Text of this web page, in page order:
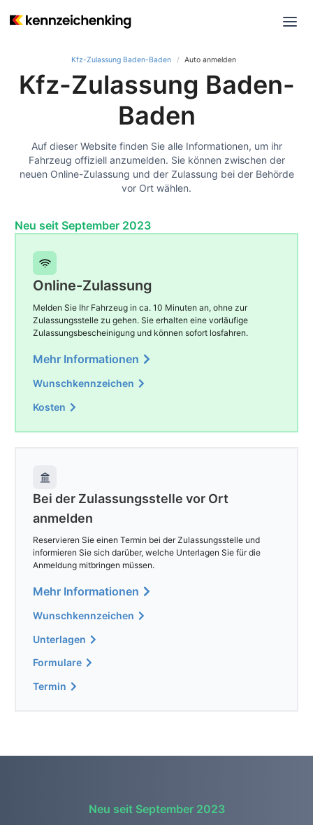
Kfz-Zulassung Baden-Baden Auto anmelden
Kfz-Zulassung Baden-
Baden
Auf dieser Website finden Sie alle Informationen, um ihr
Fahrzeug offiziell anzumelden. Sie können zwischen der
neuen Online-Zulassung und der Zulassung bei der Behörde
vor Ort wählen.
Neu seit September 2023
Online-Zulassung
Melden Sie Ihr Fahrzeug in ca. 10 Minuten an, ohne zur
Zulassungsstelle zu gehen. Sie erhalten eine vorläufige
Zulassungsbescheinigung und können sofort losfahren.
Mehr Informationen
Wunschkennzeichen
Kosten
Bei der Zulassungsstelle vor Ort
anmelden
Reservieren Sie einen Termin bei der Zulassungsstelle und
informieren Sie sich darüber, welche Unterlagen Sie für die
Anmeldung mitbringen müssen.
Mehr Informationen
Wunschkennzeichen
Unterlagen
Formulare
Termin
Neu seit September 2023